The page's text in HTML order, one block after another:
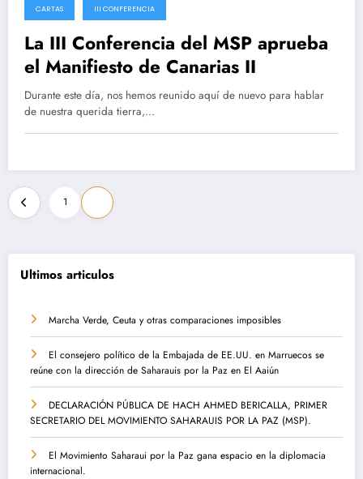
17 abril 2025
CARTAS III CONFERENCIA
La III Conferencia del MSP aprueba
el Manifiesto de Canarias II
Durante este día, nos hemos reunido aquí de nuevo para hablar
de nuestra querida tierra,…
Paginación
de
entradas
1
Ultimos articulos
Marcha Verde, Ceuta y otras comparaciones imposibles
El consejero político de la Embajada de EE.UU. en Marruecos se
reúne con la dirección de Saharauis por la Paz en El Aaiún
DECLARACIÓN PÚBLICA DE HACH AHMED BERICALLA, PRIMER
SECRETARIO DEL MOVIMIENTO SAHARAUIS POR LA PAZ (MSP).
El Movimiento Saharaui por la Paz gana espacio en la diplomacia
internacional.